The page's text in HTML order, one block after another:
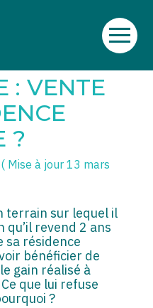
: VENTE
?
( Mise à jour 13 mars
terrain sur lequel il
revend 2 ans
sa résidence
bénéficier de
gain réalisé à
que lui refuse
?